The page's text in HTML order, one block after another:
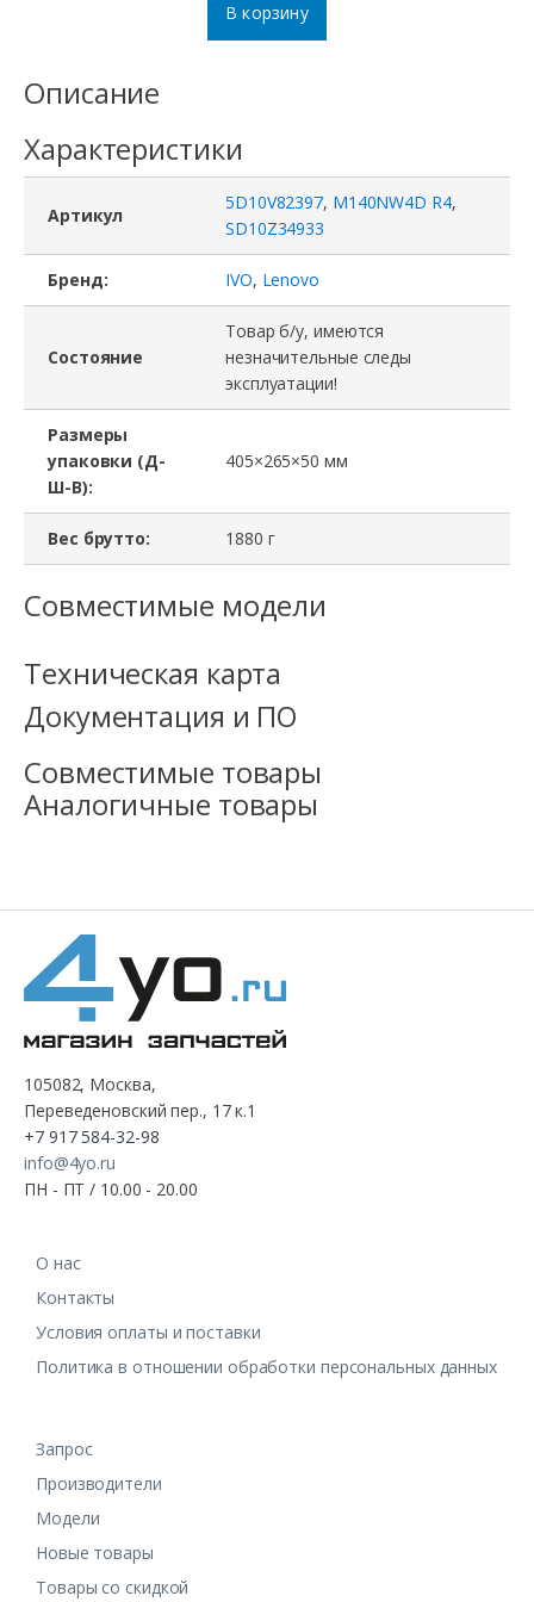
В корзину
Описание
Характеристики
Артикул
5D10V82397, M140NW4D R4,
SD10Z34933
Бренд: IVO, Lenovo
Состояние
Товар б/у, имеются
незначительные следы
эксплуатации!
Размеры
упаковки (Д-
Ш-В):
405×265×50 мм
Вес брутто: 1880 г
Совместимые модели
Техническая карта
Документация и ПО
Совместимые товары
Аналогичные товары
105082, Москва,
Переведеновский пер., 17 к.1
+7 917 584-32-98
info@4yo.ru
ПН - ПТ / 10.00 - 20.00
О нас
Контакты
Условия оплаты и поставки
Политика в отношении обработки персональных данных
Запрос
Производители
Модели
Новые товары
Товары со скидкой